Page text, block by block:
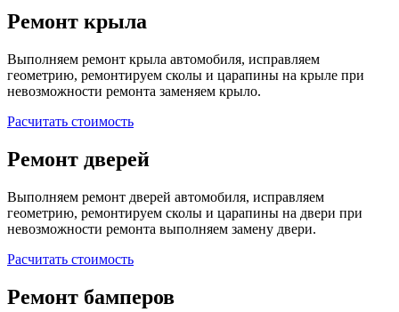
Ремонт крыла
Выполняем ремонт крыла автомобиля, исправляем
геометрию, ремонтируем сколы и царапины на крыле при
невозможности ремонта заменяем крыло.
Расчитать стоимость
Ремонт дверей
Выполняем ремонт дверей автомобиля, исправляем
геометрию, ремонтируем сколы и царапины на двери при
невозможности ремонта выполняем замену двери.
Расчитать стоимость
Ремонт бамперов